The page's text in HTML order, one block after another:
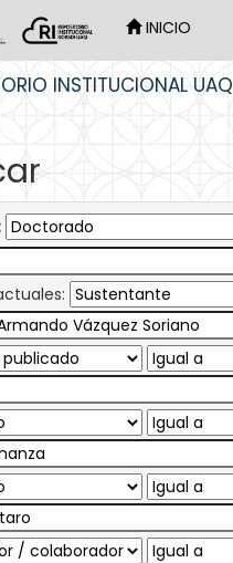
INICIO
INSTITUCIONAL UAQ